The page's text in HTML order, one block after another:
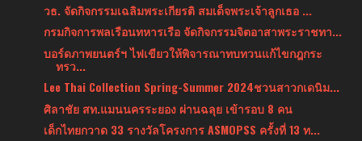
วธ. จัดกิจกรรมเฉลิมพระเกียรติ สมเด็จพระเจ้าลูกเธอ ...
กรมกิจการพลเรือนทหารเรือ จัดกิจกรรมจิตอาสาพระราชทา...
บอร์ดภาพยนตร์ฯ ไฟเขียวให้พิจารณาทบทวนแก้ไขกฎกระ
ทรว...
Lee Thai Collection Spring-Summer 2024ชวนสาวกเดนิม...
ศิลาชัย สท.แมนนครระยอง ผ่านฉลุย เข้ารอบ 8 คน
เด็กไทยกวาด 33 รางวัลโครงการ ASMOPSS ครั้งที่ 13 ท...